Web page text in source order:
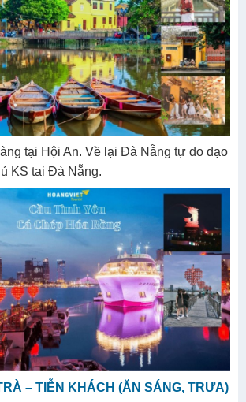
tại Hội An. Về lại Đà Nẵng tự do dạo
KS tại Đà Nẵng.
– TIỄN KHÁCH (ĂN SÁNG, TRƯA)